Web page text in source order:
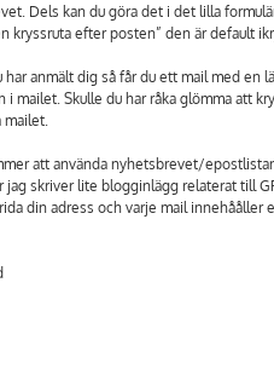
Dels kan du göra det i det lilla
kryssruta efter posten” den är default
anmält dig så får du ett mail med en
i mailet. Skulle du har råka glömma att
att använda nyhetsbrevet/
skriver lite blogginlägg relaterat till
din adress och varje mail innehååller